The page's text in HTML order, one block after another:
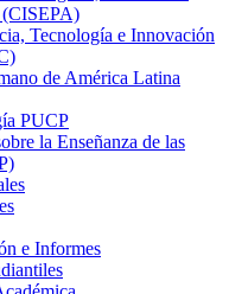
Tecnología e Innovación
de América Latina
PUCP
la Enseñanza de las
e Informes